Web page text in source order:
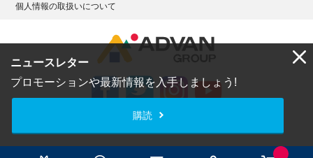
ニュースレター
プロモーションや最新情報を入手しましょう!
購読
個人情報の取扱いについて